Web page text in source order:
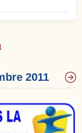
2011